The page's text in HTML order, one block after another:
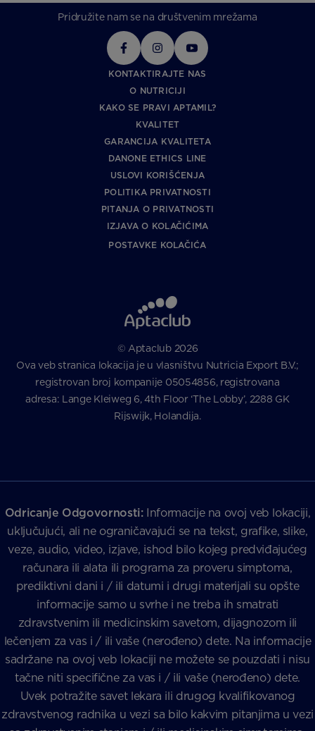
Pridružite nam se na društvenim mrežama
KONTAKTIRAJTE NAS
O NUTRICIJI
KAKO SE PRAVI APTAMIL?
KVALITET
GARANCIJA KVALITETA
DANONE ETHICS LINE
USLOVI KORIŠĆENJA
POLITIKA PRIVATNOSTI
PITANJA O PRIVATNOSTI
IZJAVA O KOLAČIĆIMA
POSTAVKE KOLAČIĆA
© Aptaclub 2026
Ova veb stranica lokacija je u vlasništvu Nutricia Export B.V.;
registrovan broj kompanije 05054856, registrovana
adresa: Lange Kleiweg 6, 4th Floor ‘The Lobby’, 2288 GK
Rijswijk, Holandija.
Odricanje Odgovornosti:Informacije na ovoj veb lokaciji,
uključujući, ali ne ograničavajući se na tekst, grafike, slike,
veze, audio, video, izjave, ishod bilo kojeg predviđajućeg
računara ili alata ili programa za proveru simptoma,
prediktivni dani i / ili datumi i drugi materijali su opšte
informacije samo u svrhe i ne treba ih smatrati
zdravstvenim ili medicinskim savetom, dijagnozom ili
lečenjem za vas i / ili vaše (nerođeno) dete. Na informacije
sadržane na ovoj veb lokaciji ne možete se pouzdati i nisu
tačne niti specifične za vas i / ili vaše (nerođeno) dete.
Uvek potražite savet lekara ili drugog kvalifikovanog
zdravstvenog radnika u vezi sa bilo kakvim pitanjima u vezi